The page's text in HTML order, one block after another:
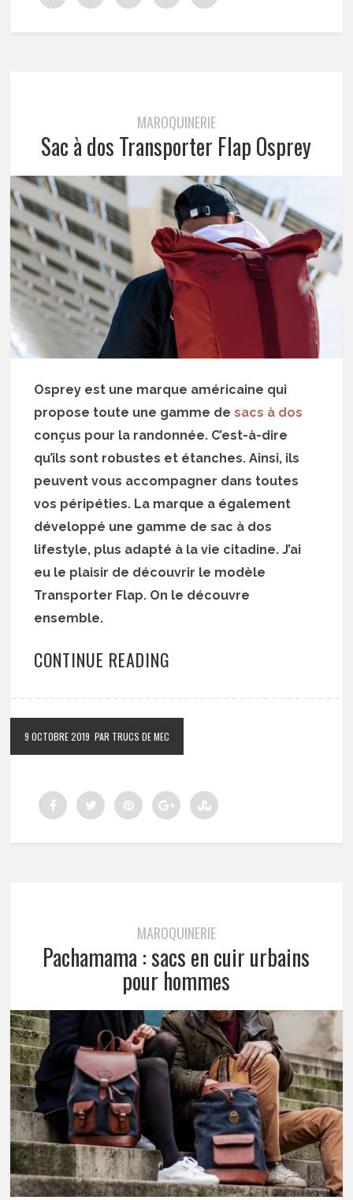
MAROQUINERIE
Sac à dos Transporter Flap Osprey
Osprey est une marque américaine qui
propose toute une gamme desacs à dos
conçus pour la randonnée. C’est-à-dire
qu’ils sont robustes et étanches. Ainsi, ils
peuvent vous accompagner dans toutes
vos péripéties. La marque a également
développé une gamme de sac à dos
lifestyle, plus adapté à la vie citadine. J’ai
eu le plaisir de découvrir le modèle
Transporter Flap. On le découvre
ensemble.
CONTINUE READING
9 OCTOBRE 2019 PAR TRUCS DE MEC
MAROQUINERIE
Pachamama : sacs en cuir urbains
pour hommes